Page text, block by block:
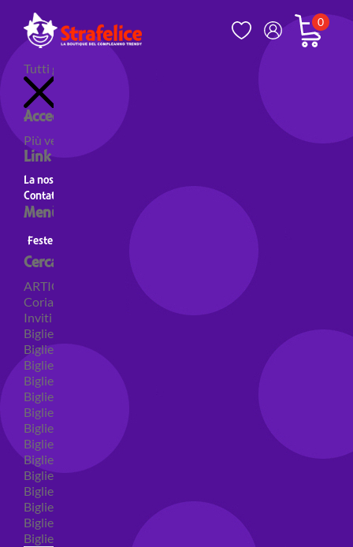
0
Tutti gli articoli
Accedi al tuo account
Più venduti Nuovi prodotti
Link utili
La nostra storia
Contatti
Menù principale
Feste a Tema Feste a tema Colori
Cerca per categoria
ARTICOLI PER FESTE
Coriandoli e sparacoriandoli
Inviti
Biglietti di auguri
Biglietti auguri pensione
Biglietti auguri compleanno
Biglietti auguri amore
Biglietti auguri nascita
Biglietti auguri primo compleanno
Biglietti auguri battesimo
Biglietti auguri per prima comunione
Biglietti auguri cresima
Biglietti auguri matrimonio
Biglietti auguri anniversario matrimonio
Biglietti auguri Natale
Biglietti auguri laurea
Biglietti auguri generici